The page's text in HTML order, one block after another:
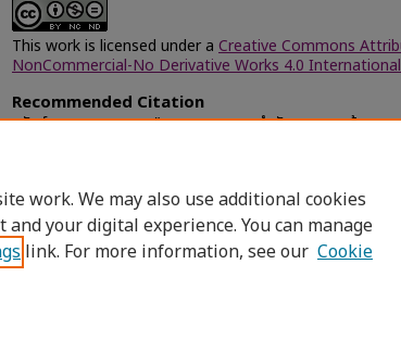
This work is licensed under a Creative Commons
NonCommercial-No Derivative Works 4.0
Recommended Citation
ทรัพย์พลอย, อรวรรณ, "บทบาทและความสำคัญของพระเจ้าบรม
work. We may also use additional cookies
your digital experience. You can manage
link. For more information, see our Cookie